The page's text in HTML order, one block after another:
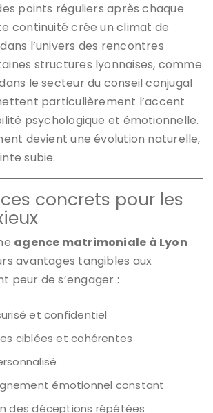
points réguliers après chaque
continuité crée un climat de
l’univers des rencontres
structures lyonnaises, comme
le secteur du conseil conjugal
particulièrement l’accent
psychologique et émotionnelle.
devient une évolution naturelle,
subie.
concrets pour les
agence matrimoniale à Lyon
avantages tangibles aux
peur de s’engager :
et confidentiel
ciblées et cohérentes
émotionnel constant
des déceptions répétées